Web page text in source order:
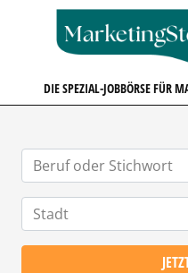
DIE SPEZIAL-JOBBÖRSE FÜR